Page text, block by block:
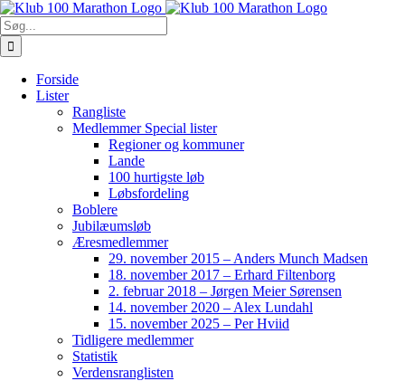
Skip
to
content
Søg
efter:
Forside
Lister
Rangliste
Medlemmer Special lister
Regioner og kommuner
Lande
100 hurtigste løb
Løbsfordeling
Boblere
Jubilæumsløb
Æresmedlemmer
29. november 2015 – Anders Munch Madsen
18. november 2017 – Erhard Filtenborg
2. februar 2018 – Jørgen Meier Sørensen
14. november 2020 – Alex Lundahl
15. november 2025 – Per Hviid
Tidligere medlemmer
Statistik
Verdensranglisten